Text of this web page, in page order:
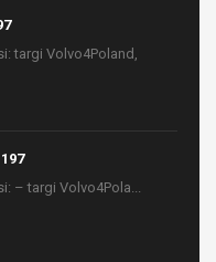
targi Volvo4Poland,
– targi Volvo4Pola...